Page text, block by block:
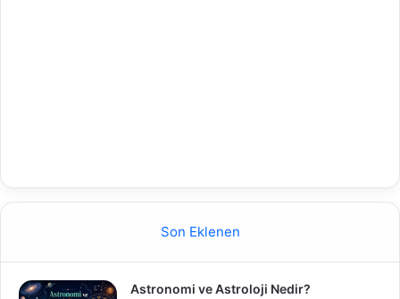
Son Eklenen
Astronomi ve Astroloji Nedir?